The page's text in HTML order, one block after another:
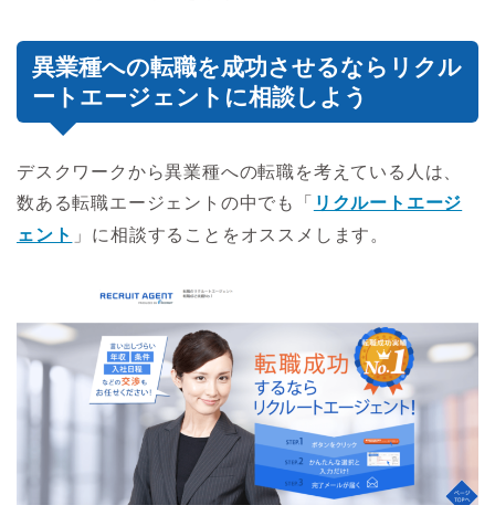
異業種への転職を成功させるならリクル
ートエージェントに相談しよう
デスクワークから異業種への転職を考えている人は、
数ある転職エージェントの中でも「 リクルートエージ
ェント 」に相談することをオススメします。